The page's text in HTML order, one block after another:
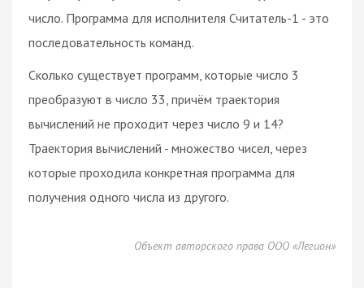
число. Программа для исполнителя Считатель-1 - это
последовательность команд.
Сколько существует программ, которые число 3
преобразуют в число 33, причём траектория
вычислений не проходит через число 9 и 14?
Траектория вычислений - множество чисел, через
которые проходила конкретная программа для
получения одного числа из другого.
Объект авторского права ООО «Легион»